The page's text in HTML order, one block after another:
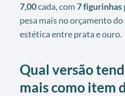
7,00cada, com7 figurinhas
pesa mais no orçamento
estética entre prata e ouro.
Qual versão
mais como item